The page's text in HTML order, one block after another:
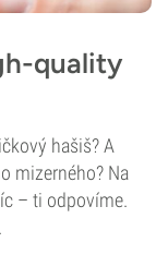
quality
hašiš? A
mizerného? Na
– ti odpovíme.